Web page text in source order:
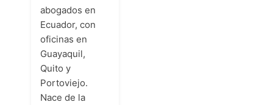
abogados en
Ecuador, con
oficinas en
Guayaquil,
Quito y
Portoviejo.
Nace de la